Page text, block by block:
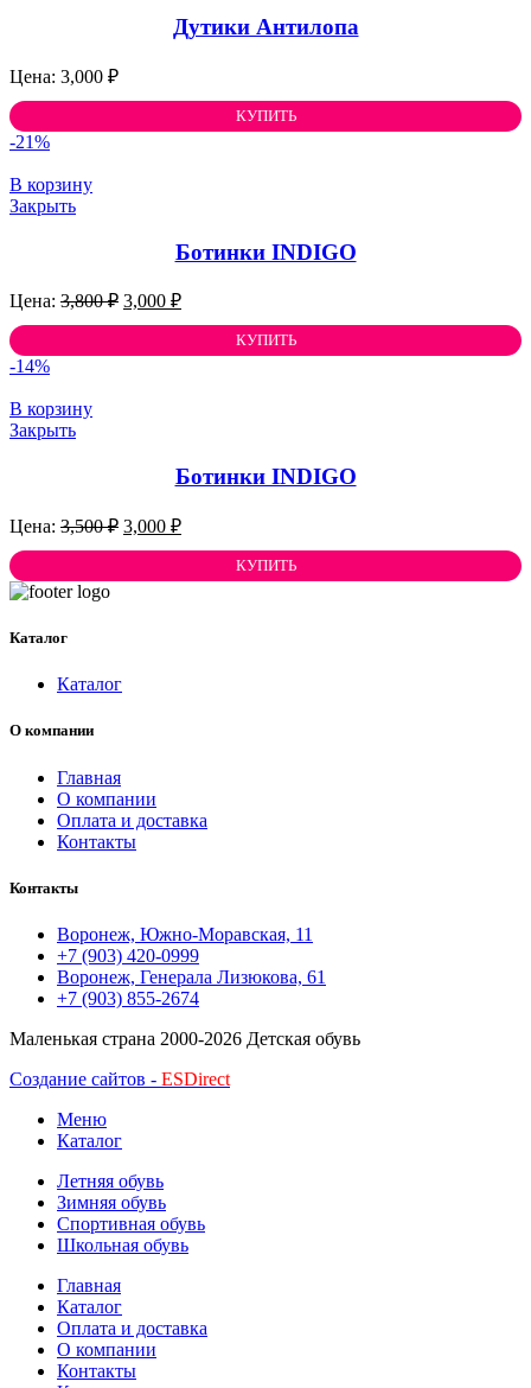
Дутики Антилопа
3,000 ₽
КУПИТЬ
-21%
В корзину
Закрыть
Ботинки INDIGO
3,800₽ Первоначальная
3,000 ₽Текущая
3,000 ₽.КУПИТЬ
-14%
В корзину
Закрыть
Ботинки INDIGO
3,500₽ Первоначальная
3,000 ₽Текущая
3,000 ₽.КУПИТЬ
Каталог
Каталог
О компании
Главная
О компании
Оплата и доставка
Контакты
Контакты
Воронеж, Южно-Моравская, 11
+7 (903) 420-0999
Воронеж, Генерала Лизюкова, 61
+7 (903) 855-2674
Маленькая страна 2000-2026 Детская обувь
Создание сайтов - ESDirect
Меню
Каталог
Летняя обувь
Зимняя обувь
Спортивная обувь
Школьная обувь
Главная
Каталог
Оплата и доставка
О компании
Контакты